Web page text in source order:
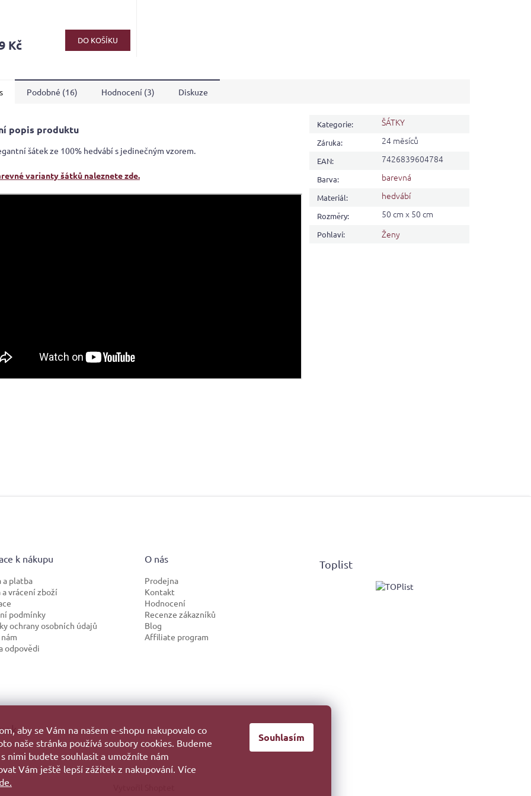
aby se Vám na našem e-shopu nakupovalo co
naše stránka používá soubory cookies. Budeme
nimi budete souhlasit a umožníte nám
Vám ještě lepší zážitek z nakupování. Více
Souhlasím
Kč DO KOŠÍKU
Podobné (16) Hodnocení (3) Diskuze
popis produktu
šátek ze 100% hedvábí s jedinečným vzorem.
varianty šátků naleznete zde.
Kategorie: ŠÁTKY
Záruka: 24 měsíců
EAN: 7426839604784
Barva: barevná
Materiál: hedvábí
Rozměry: 50 cm x 50 cm
Pohlaví: Ženy
k nákupu
a platba
a vrácení zboží
podmínky
ochrany osobních údajů
odpovědi
O nás
Prodejna
Kontakt
Hodnocení
Recenze zákazníků
Blog
Affiliate program
Toplist